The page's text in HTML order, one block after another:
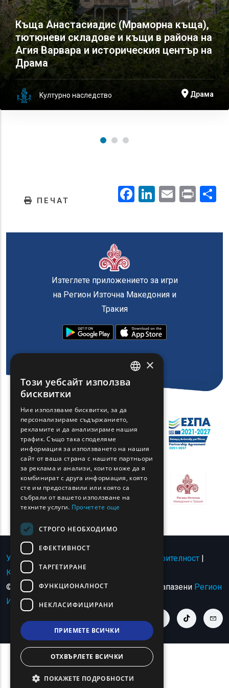
Къща Анастасиадис (Мраморна къща),
тютюневи складове и къщи в района на
Агия Варвара и историческия център на
Драма
Kултурно наследство Драма
ПЕЧАТ Facebook
LinkedIn
EmailPrint
Изтеглете приложението за игри
на Регион Източна Македония и
Тракия
Условия за ползване | Политика за поверителност |
Карта на сайта|Свържете се с
© Авторско право 2024 - Всички права запазени Регион
Източна Македония и Тракия
linkedin linkinstagram link
tiktok link
ENGLISH
FRENCH
ROMANIAN
TURKISH
×
Този уебсайт използва
бисквитки
Ние използваме бисквитки, за да
персонализираме съдържанието,
рекламите и да анализираме нашия
трафик. Също така споделяме
информация за използването на нашия
сайт от ваша страна с нашите партньори
за реклама и анализи, които може да я
комбинират с друга информация, която
сте им предоставили или която са
събрали от вашето използване на
техните услуги. Прочетете още
СТРОГО НЕОБХОДИМО
ЕФЕКТИВНОСТ
ТАРГЕТИРАНЕ
ФУНКЦИОНАЛНОСТ
НЕКЛАСИФИЦИРАНИ
ПРИЕМЕТЕ ВСИЧКИ
ОТХВЪРЛЕТЕ ВСИЧКИ
ПОКАЖЕТЕ ПОДРОБНОСТИ